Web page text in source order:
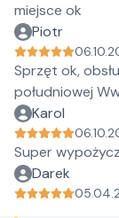
miejsce ok
Piotr
Sprzęt ok,
południowej
Karol
Super
Darek